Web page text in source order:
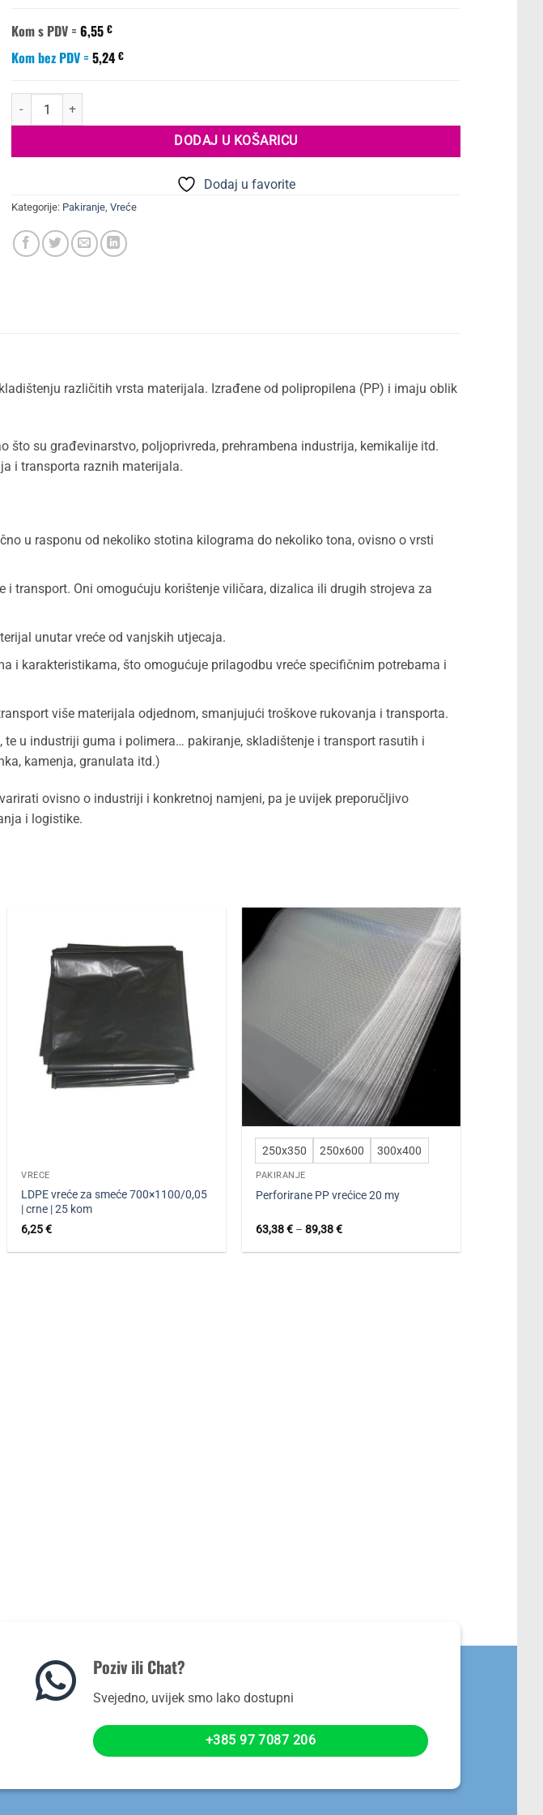
Kom s PDV = 6,55 €
Kom bez PDV = 5,24 €
Big bag vreće 95x95x140 cm | ulazni ventil, ravno dno | 5 kom količina
DODAJ U KOŠARICU
Dodaj u favorite
Kategorije: Pakiranje Vreće
različitih vrsta materijala. Izrađene od polipropilena (PP) i imaju oblik
su građevinarstvo, poljoprivreda, prehrambena industrija, kemikalije itd.
i transporta raznih materijala.
u rasponu od nekoliko stotina kilograma do nekoliko tona, ovisno o vrsti
transport. Oni omogućuju korištenje viličara, dizalica ili drugih strojeva za
unutar vreće od vanjskih utjecaja.
i karakteristikama, što omogućuje prilagodbu vreće specifičnim potrebama i
više materijala odjednom, smanjujući troškove rukovanja i transporta.
u industriji guma i polimera… pakiranje, skladištenje i transport rasutih i
kamenja, granulata itd.)
ovisno o industriji i konkretnoj namjeni, pa je uvijek preporučljivo
i logistike.
favorite
VREĆE
LDPE vreće za smeće 700×1100/0,05
| crne | 25 kom
6,25€
Dodaj
u
favorite
250x350 250x600 300x400
PAKIRANJE
Perforirane PP vrećice 20 my
63,38€ – 89,38€Raspon
od
Poziv ili Chat?
Svejedno, uvijek smo lako dostupni
+385 97 7087 206